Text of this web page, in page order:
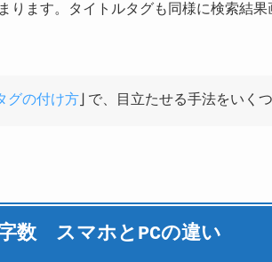
ります。タイトルタグも同様に検索結
グの付け方 」で、目立たせる手法をいく
数 スマホとPCの違い